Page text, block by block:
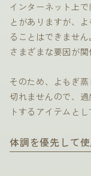
インターネット上
とがありますが、
ることはできませ
さまざまな要因が関
そのため、よもぎ
切れませんので、
トするアイテムと
体調を優先して